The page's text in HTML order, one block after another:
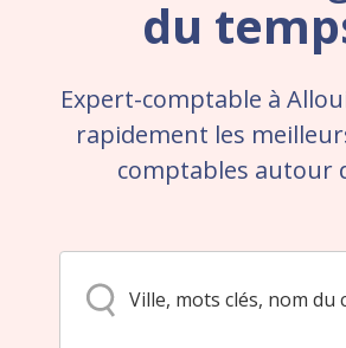
du
Expert-comptable à
rapidement les
comptables autour